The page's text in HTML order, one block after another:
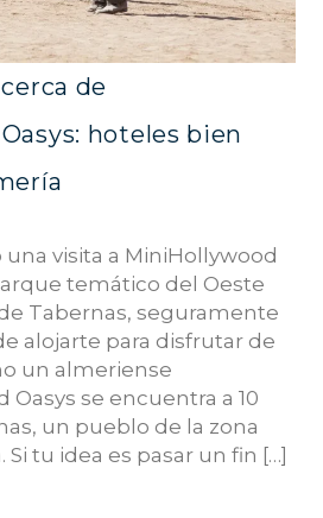
de
hoteles bien
visita a MiniHollywood
temático del Oeste
Tabernas, seguramente
alojarte para disfrutar de
un almeriense
Oasys se encuentra a 10
un pueblo de la zona
tu idea es pasar un fin […]